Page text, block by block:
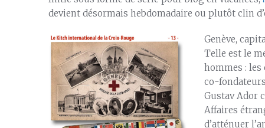
devient désormais hebdomadaire ou plutôt clin
Genève,
Telle est le
hommes :
co-fondateurs
Gustav Ador
Affaires
d’atténuer